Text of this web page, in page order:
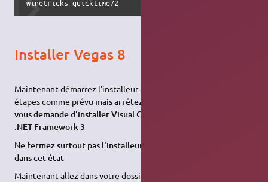
winetricks quicktime72
Installer Vegas 8
Maintenant démarrez l'installeur de Sony Vegas faites les
étapes comme prévu mais arrêtez vous au moment où l'on
vous demande d'installer Visual C++ 2005 Redistribuitable et
.NET Framework 3
Ne fermez surtout pas l'installeur ! Laissez le dans son coin
dans cet état
Maintenant allez dans votre dossier personnel, faites